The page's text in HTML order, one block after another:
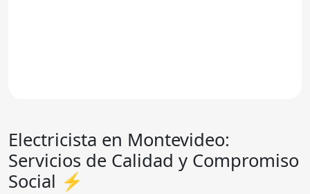
Electricista en Montevideo:
Servicios de Calidad y Compromiso
Social ⚡